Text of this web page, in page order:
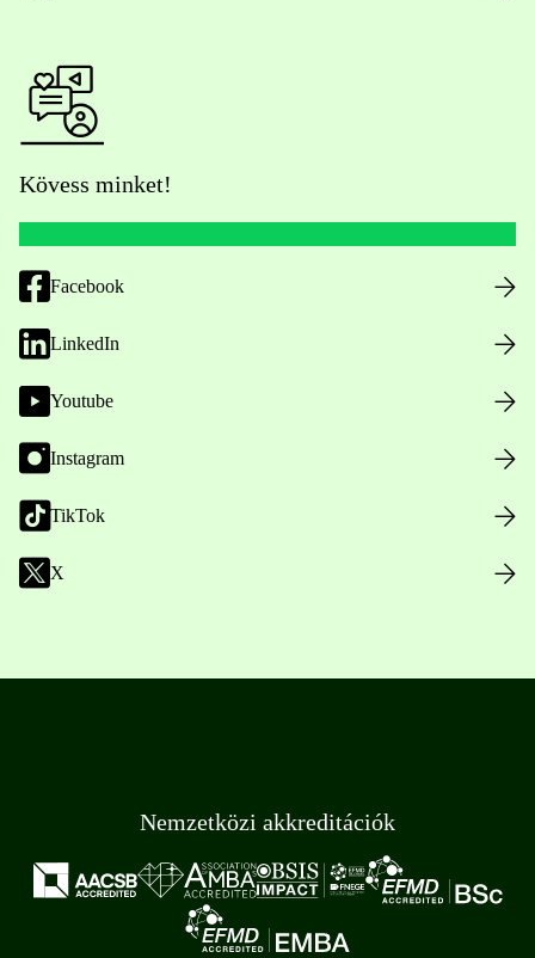
Kövess minket!
Facebook
LinkedIn
Youtube
Instagram
TikTok
X
Nemzetközi akkreditációk